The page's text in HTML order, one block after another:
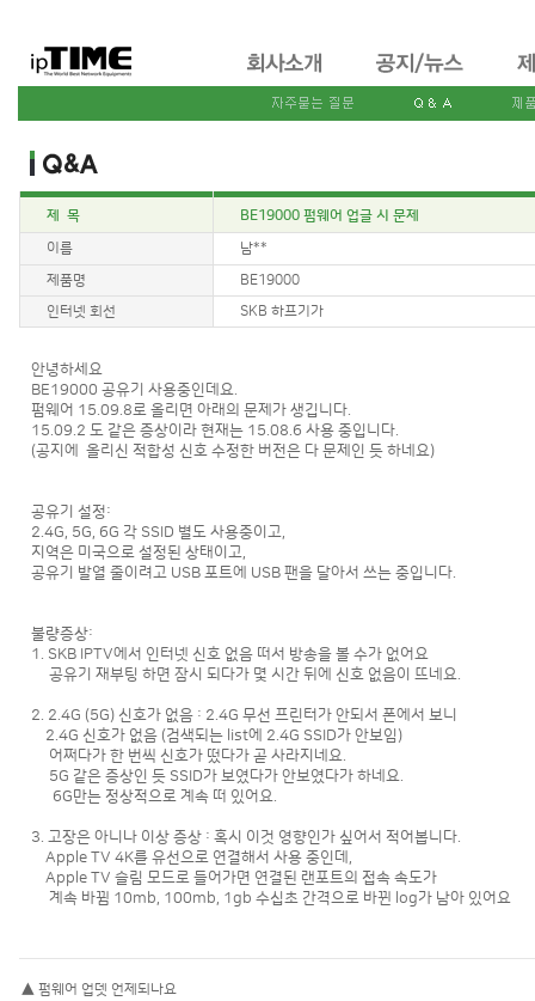
제 목 BE19000 펌웨어 업글 시 문제
이름 남**
제품명
BE19000
인터넷 회선
SKB 하프기가
안녕하세요
BE19000 공유기 사용중인데요.
펌웨어 15.09.8로 올리면 아래의 문제가 생깁니다.
15.09.2 도 같은 증상이라 현재는 15.08.6 사용 중입니다.
(공지에 올리신 적합성 신호 수정한 버전은 다 문제인 듯 하네요)
공유기 설정:
2.4G, 5G, 6G 각 SSID 별도 사용중이고,
지역은 미국으로 설정된 상태이고,
공유기 발열 줄이려고 USB 포트에 USB 팬을 달아서 쓰는 중입니다.
불량증상:
1. SKB IPTV에서 인터넷 신호 없음 떠서 방송을 볼 수가 없어요
공유기 재부팅 하면 잠시 되다가 몇 시간 뒤에 신호 없음이 뜨네요.
2. 2.4G (5G) 신호가 없음 : 2.4G 무선 프린터가 안되서 폰에서 보니
2.4G 신호가 없음 (검색되는 list에 2.4G SSID가 안보임)
어쩌다가 한 번씩 신호가 떴다가 곧 사라지네요.
5G 같은 증상인 듯 SSID가 보였다가 안보였다가 하네요.
6G만는 정상적으로 계속 떠 있어요.
3. 고장은 아니나 이상 증상 : 혹시 이것 영향인가 싶어서 적어봅니다.
Apple TV 4K를 유선으로 연결해서 사용 중인데,
Apple TV 슬림 모드로 들어가면 연결된 랜포트의 접속 속도가
계속 바뀜 10mb, 100mb, 1gb 수십초 간격으로 바뀐 log가 남아 있어요
▲ 펌웨어 업뎃 언제되나요